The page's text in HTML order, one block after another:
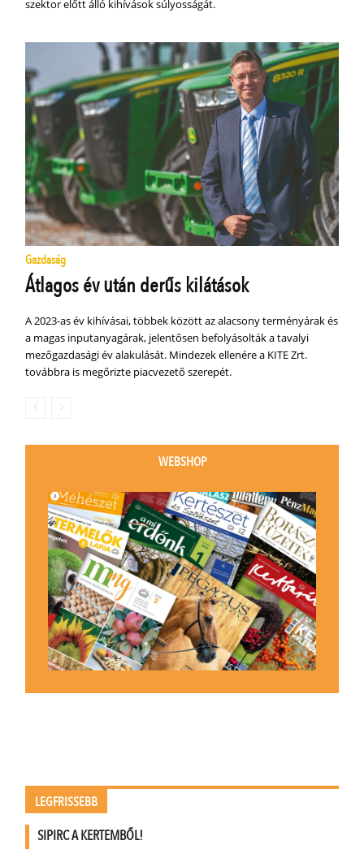
szektor előtt álló kihívások súlyosságát.
Gazdaság
Átlagos év után derűs kilátások
A 2023-as év kihívásai, többek között az alacsony terményárak és
a magas inputanyagárak, jelentősen befolyásolták a tavalyi
mezőgazdasági év alakulását. Mindezek ellenére a KITE Zrt.
továbbra is megőrizte piacvezető szerepét.
WEBSHOP
LEGFRISSEBB
SIPIRC A KERTEMBŐL!